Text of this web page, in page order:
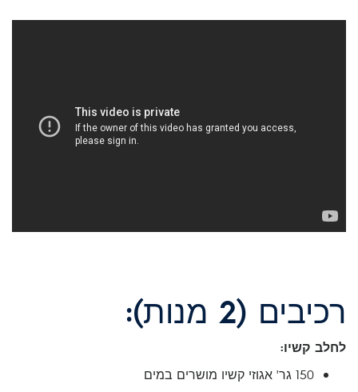
רכיבים (2 מנות):
לחלב קשיו:
150 גר' אגוזי קשיו מושרים במים